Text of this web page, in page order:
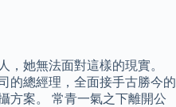
，她無法面對這樣的現實。
的總經理，全面接手古勝今的
方案。 常青一氣之下離開公